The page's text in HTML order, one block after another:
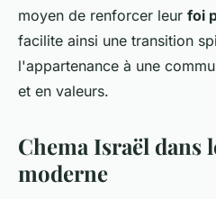
moyen de renforcer leur foi
facilite ainsi une transition
l'appartenance à une
et en valeurs.
Chema Israël dans
moderne